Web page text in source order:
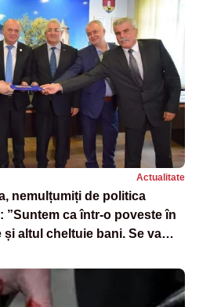
Actualitate
nemulțumiți de politica
”Suntem ca într-o poveste în
altul cheltuie bani. Se va